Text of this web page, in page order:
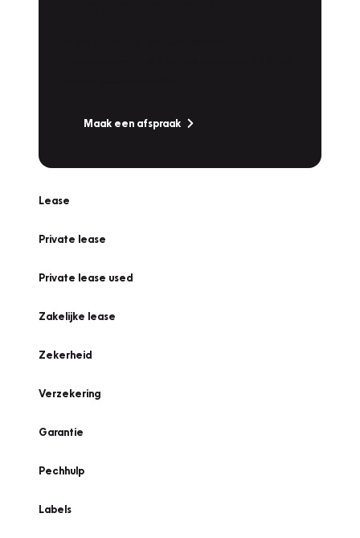
Maak een afspraak
Lease
Private lease
Private lease used
Zakelijke lease
Zekerheid
Verzekering
Garantie
Pechhulp
Labels